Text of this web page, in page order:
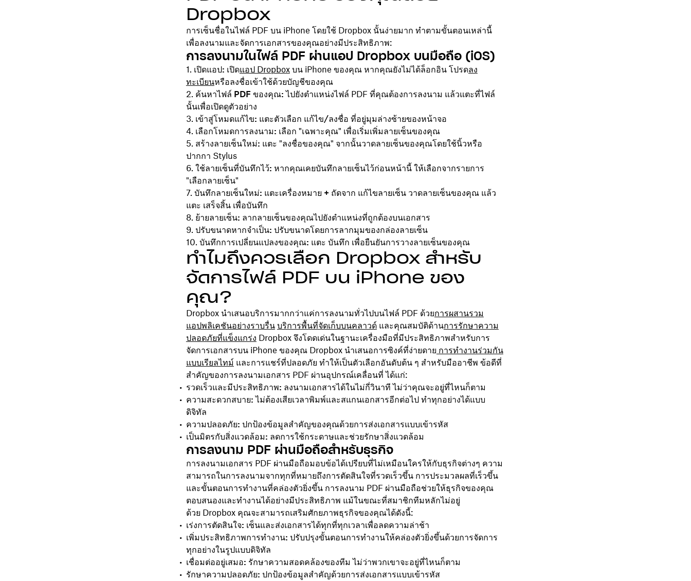
Dropbox
การเซ็นชื่อในไฟล์ PDF บน iPhone โดยใช้ Dropbox นั้นง่ายมาก ทำตามขั้นตอนเหล่านี้
เพื่อลงนามและจัดการเอกสารของคุณอย่างมีประสิทธิภาพ:
การลงนามในไฟล์ PDF ผ่านแอป Dropbox บนมือถือ (iOS)
เปิดแอป: เปิดแอป Dropboxบน iPhone ของคุณ หากคุณยังไม่ได้ล็อกอิน โปรดลง
ทะเบียนหรือลงชื่อเข้าใช้ด้วยบัญชีของคุณ
ค้นหาไฟล์ PDF ของคุณ: ไปยังตำแหน่งไฟล์ PDF ที่คุณต้องการลงนาม แล้วแตะที่ไฟล์
นั้นเพื่อเปิดดูตัวอย่าง
เข้าสู่โหมดแก้ไข: แตะตัวเลือก แก้ไข/ลงชื่อ ที่อยู่มุมล่างซ้ายของหน้าจอ
เลือกโหมดการลงนาม: เลือก "เฉพาะคุณ" เพื่อเริ่มเพิ่มลายเซ็นของคุณ
สร้างลายเซ็นใหม่: แตะ "ลงชื่อของคุณ" จากนั้นวาดลายเซ็นของคุณโดยใช้นิ้วหรือ
ปากกา Stylus
ใช้ลายเซ็นที่บันทึกไว้: หากคุณเคยบันทึกลายเซ็นไว้ก่อนหน้านี้ ให้เลือกจากรายการ
"เลือกลายเซ็น"
บันทึกลายเซ็นใหม่: แตะเครื่องหมาย + ถัดจาก แก้ไขลายเซ็นวาดลายเซ็นของคุณ แล้ว
แตะ เสร็จสิ้น เพื่อบันทึก
ย้ายลายเซ็น: ลากลายเซ็นของคุณไปยังตำแหน่งที่ถูกต้องบนเอกสาร
ปรับขนาดหากจำเป็น: ปรับขนาดโดยการลากมุมของกล่องลายเซ็น
บันทึกการเปลี่ยนแปลงของคุณ: แตะ บันทึก เพื่อยืนยันการวางลายเซ็นของคุณ
ทำไมถึงควรเลือก Dropbox สำหรับ
จัดการไฟล์ PDF บน iPhone ของ
คุณ?
Dropbox นำเสนอบริการมากกว่าแค่การลงนามทั่วไปบนไฟล์ PDF ด้วยการผสานรวม
แอปพลิเคชันอย่างราบรื่น บริการพื้นที่จัดเก็บบนคลาวด์และคุณสมบัติด้านการรักษาความ
ปลอดภัยที่แข็งแกร่ง Dropbox จึงโดดเด่นในฐานะเครื่องมือที่มีประสิทธิภาพสำหรับการ
จัดการเอกสารบน iPhone ของคุณ Dropbox นำเสนอการซิงค์ที่ง่ายดาย การทำงานร่วมกัน
แบบเรียลไทม์ และการแชร์ที่ปลอดภัย ทำให้เป็นตัวเลือกอันดับต้น ๆ สำหรับมืออาชีพ ข้อดีที่
สำคัญของการลงนามเอกสาร PDF ผ่านอุปกรณ์เคลื่อนที่ ได้แก่:
รวดเร็วและมีประสิทธิภาพ: ลงนามเอกสารได้ในไม่กี่วินาที ไม่ว่าคุณจะอยู่ที่ไหนก็ตาม
ความสะดวกสบาย:ไม่ต้องเสียเวลาพิมพ์และสแกนเอกสารอีกต่อไป ทำทุกอย่างได้แบบ
ดิจิทัล
ความปลอดภัย: ปกป้องข้อมูลสำคัญของคุณด้วยการส่งเอกสารแบบเข้ารหัส
เป็นมิตรกับสิ่งแวดล้อม: ลดการใช้กระดาษและช่วยรักษาสิ่งแวดล้อม
การลงนาม PDF ผ่านมือถือสำหรับธุรกิจ
การลงนามเอกสาร PDF ผ่านมือถือมอบข้อได้เปรียบที่ไม่เหมือนใครให้กับธุรกิจต่างๆ ความ
สามารถในการลงนามจากทุกที่หมายถึงการตัดสินใจที่รวดเร็วขึ้น การประมวลผลที่เร็วขึ้น
และขั้นตอนการทำงานที่คล่องตัวยิ่งขึ้น การลงนาม PDF ผ่านมือถือช่วยให้ธุรกิจของคุณ
ตอบสนองและทำงานได้อย่างมีประสิทธิภาพ แม้ในขณะที่สมาชิกทีมหลักไม่อยู่
ด้วย Dropbox คุณจะสามารถเสริมศักยภาพธุรกิจของคุณได้ดังนี้:
เร่งการตัดสินใจ: เซ็นและส่งเอกสารได้ทุกที่ทุกเวลาเพื่อลดความล่าช้า
เพิ่มประสิทธิภาพการทำงาน: ปรับปรุงขั้นตอนการทำงานให้คล่องตัวยิ่งขึ้นด้วยการจัดการ
ทุกอย่างในรูปแบบดิจิทัล
เชื่อมต่ออยู่เสมอ: รักษาความสอดคล้องของทีม ไม่ว่าพวกเขาจะอยู่ที่ไหนก็ตาม
รักษาความปลอดภัย: ปกป้องข้อมูลสำคัญด้วยการส่งเอกสารแบบเข้ารหัส